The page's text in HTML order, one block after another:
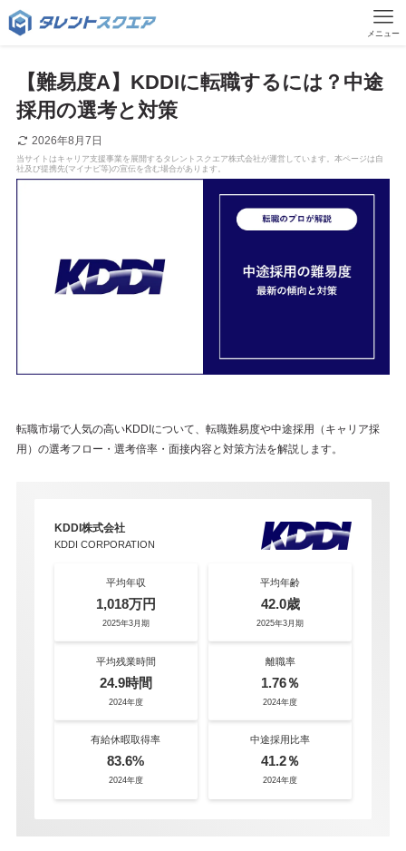
メニュー
【難易度A】KDDIに転職するには？中途
採用の選考と対策
2026年8月7日
転職市場で人気の高いKDDIについて、転職難易度や中途採用（キャリア採
用）の選考フロー・選考倍率・面接内容と対策方法を解説します。
KDDI株式会社
KDDI CORPORATION
平均年収
1,018万円
2025年3月期
平均年齢
42.0歳
2025年3月期
平均残業時間
24.9時間
2024年度
離職率
1.76％
2024年度
有給休暇取得率
83.6%
2024年度
中途採用比率
41.2％
2024年度